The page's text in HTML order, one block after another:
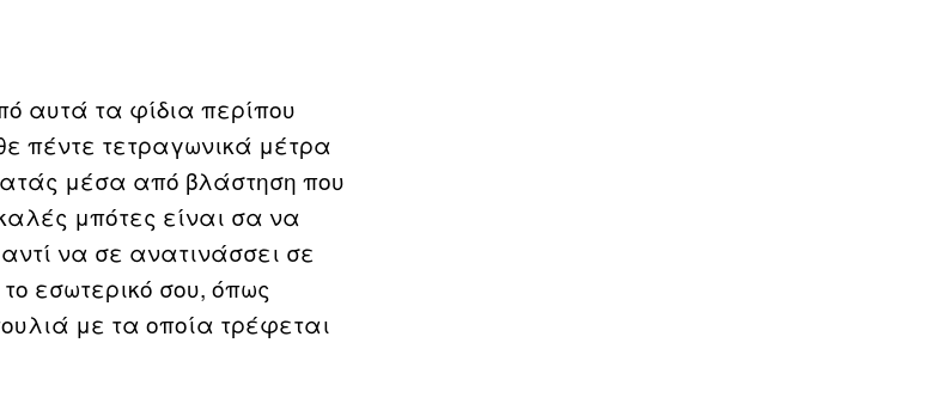
αυτά τα φίδια περίπου
πέντε τετραγωνικά μέτρα
μέσα από βλάστηση που
μπότες είναι σα να
να σε ανατινάσσει σε
εσωτερικό σου, όπως
με τα οποία τρέφεται